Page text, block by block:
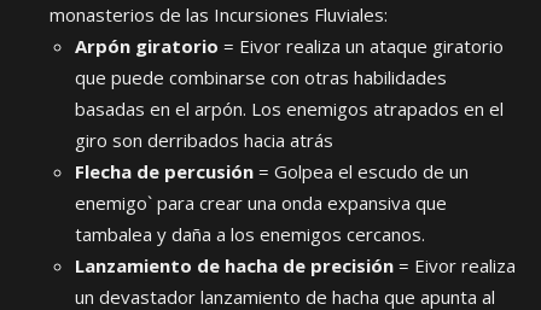
monasterios de las Incursiones Fluviales:
Arpón giratorio = Eivor realiza un ataque giratorio
que puede combinarse con otras habilidades
basadas en el arpón. Los enemigos atrapados en el
giro son derribados hacia atrás
Flecha de percusión = Golpea el escudo de un
enemigo` para crear una onda expansiva que
tambalea y daña a los enemigos cercanos.
Lanzamiento de hacha de precisión = Eivor realiza
un devastador lanzamiento de hacha que apunta al